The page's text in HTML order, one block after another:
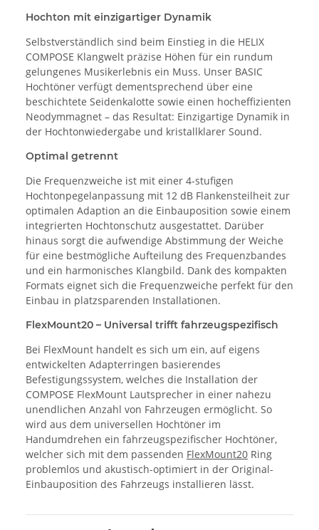
Hochton mit einzigartiger Dynamik
Selbstverständlich sind beim Einstieg in die HELIX
COMPOSE Klangwelt präzise Höhen für ein rundum
gelungenes Musikerlebnis ein Muss. Unser BASIC
Hochtöner verfügt dementsprechend über eine
beschichtete Seidenkalotte sowie einen hocheffizienten
Neodymmagnet – das Resultat: Einzigartige Dynamik in
der Hochtonwiedergabe und kristallklarer Sound.
Optimal getrennt
Die Frequenzweiche ist mit einer 4-stufigen
Hochtonpegelanpassung mit 12 dB Flankensteilheit zur
optimalen Adaption an die Einbauposition sowie einem
integrierten Hochtonschutz ausgestattet. Darüber
hinaus sorgt die aufwendige Abstimmung der Weiche
für eine bestmögliche Aufteilung des Frequenzbandes
und ein harmonisches Klangbild. Dank des kompakten
Formats eignet sich die Frequenzweiche perfekt für den
Einbau in platzsparenden Installationen.
FlexMount20 – Universal trifft fahrzeugspezifisch
Bei FlexMount handelt es sich um ein, auf eigens
entwickelten Adapterringen basierendes
Befestigungssystem, welches die Installation der
COMPOSE FlexMount Lautsprecher in einer nahezu
unendlichen Anzahl von Fahrzeugen ermöglicht. So
wird aus dem universellen Hochtöner im
Handumdrehen ein fahrzeugspezifischer Hochtöner,
welcher sich mit dem passenden FlexMount20 Ring
problemlos und akustisch-optimiert in der Original-
Einbauposition des Fahrzeugs installieren lässt.